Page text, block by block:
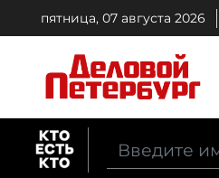
пятница, 07 августа 2026